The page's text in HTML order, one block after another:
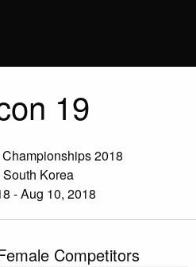
19
2018
Korea
- Aug 10, 2018
Competitors